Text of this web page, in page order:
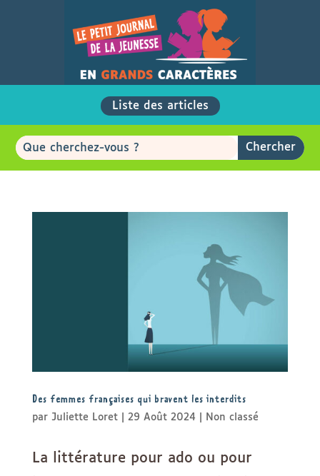
Liste des articles
Des femmes françaises qui bravent les interdits
par Juliette Loret| 29 Août 2024 Non classé
La littérature pour ado ou pour